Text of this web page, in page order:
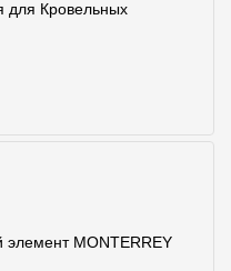
для Кровельных
MONTERREY